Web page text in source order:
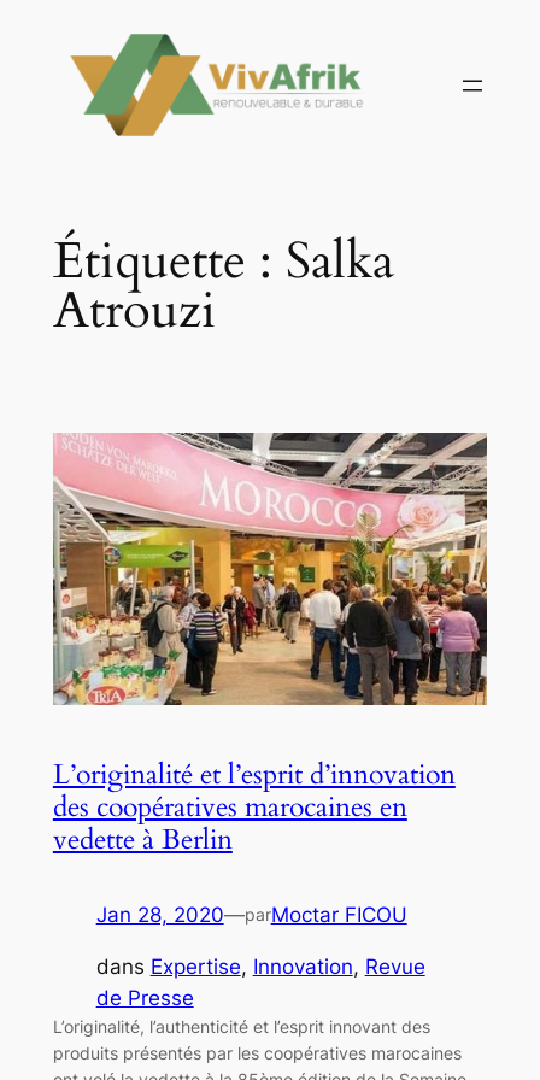
contenu
Étiquette : Salka
Atrouzi
L’originalité et l’esprit d’innovation
des coopératives marocaines en
vedette à Berlin
Jan 28, 2020—parMoctar FICOU
dans Expertise, Innovation, Revue
de Presse
L’originalité, l’authenticité et l’esprit innovant des
produits présentés par les coopératives marocaines